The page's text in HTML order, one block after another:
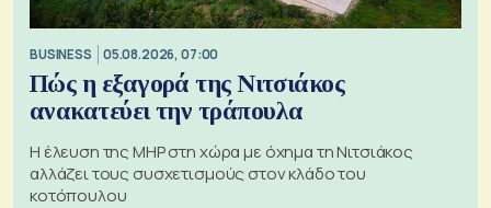
BUSINESS 05.08.2026, 07:00
Πώς η εξαγορά της Νιτσιάκος
ανακατεύει την τράπουλα
H έλευση της MHP στη χώρα με όχημα τη Νιτσιάκος
αλλάζει τους συσχετισμούς στον κλάδο του
κοτόπουλου